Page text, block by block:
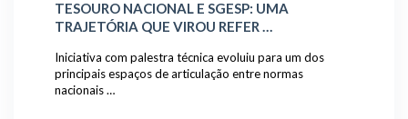
TESOURO NACIONAL E SGESP: UMA
TRAJETÓRIA QUE VIROU REFER …
Iniciativa com palestra técnica evoluiu para um dos
principais espaços de articulação entre normas
nacionais …